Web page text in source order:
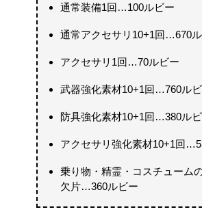
通常装備1回…100ルビー
通常アクセサリ10+1回…670
アクセサリ1回…70ルビー
武器強化素材10+1回…760ル
防具強化素材10+1回…380ル
アクセサリ強化素材10+1回
乗り物・精霊・コスチューム
欠片…360ルビー